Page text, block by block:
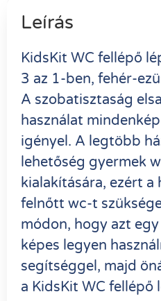
Leírás
KidsKit WC fellépő
3 az 1-ben, fehér-
A szobatisztaság
használat
igényel. A legtöbb
lehetőség gyermek
kialakítására, ezért a
felnőtt wc-t
módon, hogy azt
képes legyen
segítséggel, majd
a KidsKit WC fellépő